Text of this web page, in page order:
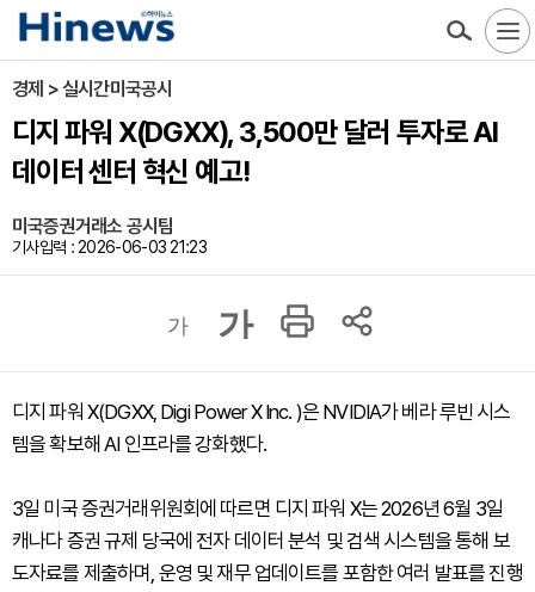
경제 > 실시간미국공시
디지 파워 X(DGXX), 3,500만 달러 투자로 AI
데이터 센터 혁신 예고!
미국증권거래소 공시팀
기사입력 : 2026-06-03 21:23
가 가
디지 파워 X(DGXX, Digi Power X Inc. )은 NVIDIA가 베라 루빈 시스
템을 확보해 AI 인프라를 강화했다.
3일 미국 증권거래위원회에 따르면 디지 파워 X는 2026년 6월 3일
캐나다 증권 규제 당국에 전자 데이터 분석 및 검색 시스템을 통해 보
도자료를 제출하며, 운영 및 재무 업데이트를 포함한 여러 발표를 진행